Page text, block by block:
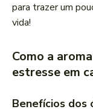
para trazer um
vida!
Como a
estresse em
Benefícios dos